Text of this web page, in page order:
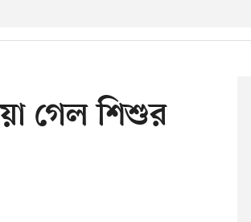
গেল শিশুর